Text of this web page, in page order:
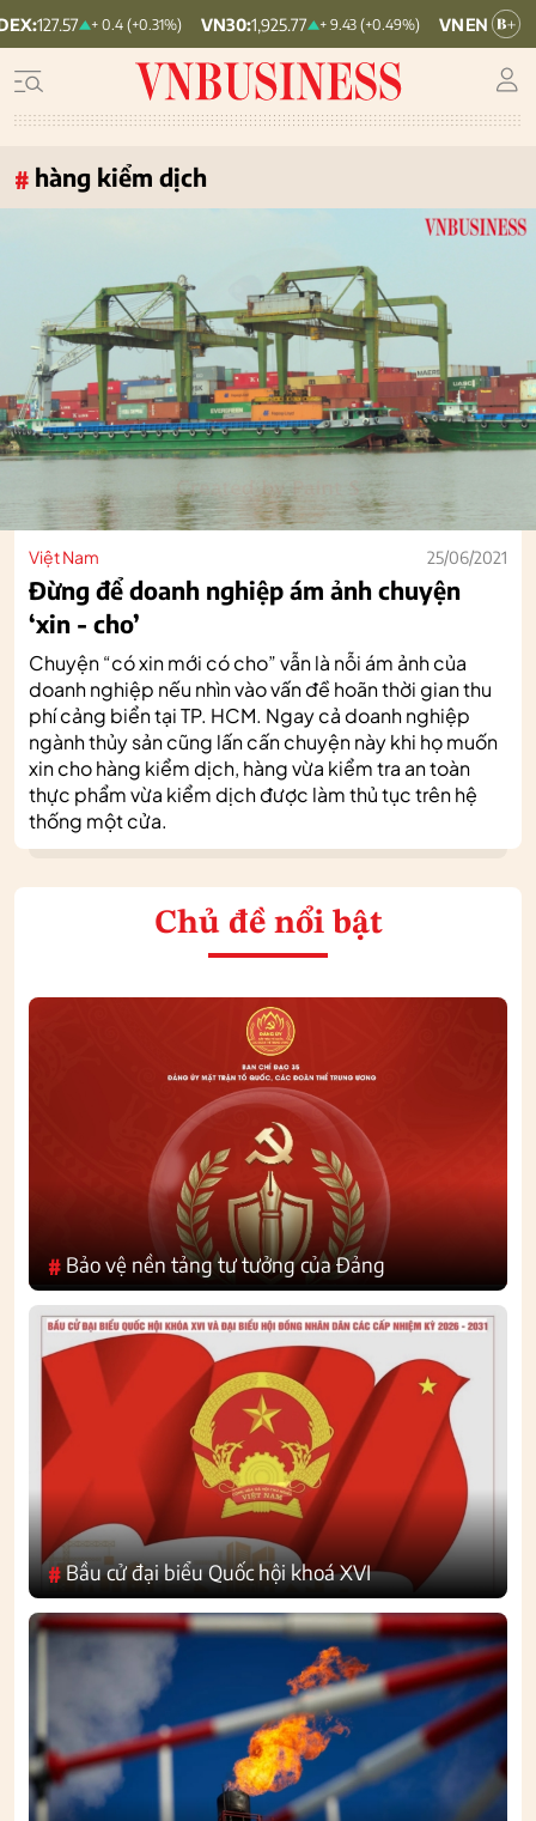
+ 0.4 (+0.31%) VN30:1,925.77 + 9.43 (+0.49%) VNINDEX:1,780.4
# hàng kiểm dịch
Việt Nam 25/06/2021
Đừng để doanh nghiệp ám ảnh chuyện
‘xin - cho’
Chuyện “có xin mới có cho” vẫn là nỗi ám ảnh của
doanh nghiệp nếu nhìn vào vấn đề hoãn thời gian thu
phí cảng biển tại TP. HCM. Ngay cả doanh nghiệp
ngành thủy sản cũng lấn cấn chuyện này khi họ muốn
xin cho hàng kiểm dịch, hàng vừa kiểm tra an toàn
thực phẩm vừa kiểm dịch được làm thủ tục trên hệ
thống một cửa.
Chủ đề nổi bật
# Bảo vệ nền tảng tư tưởng của Đảng
#Bầu cử đại biểu Quốc hội khoá XVI